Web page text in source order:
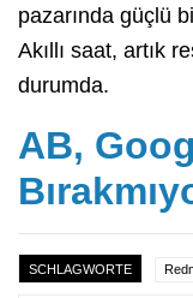
pazarında güçlü
Akıllı saat, artık
durumda.
AB,
SCHLAGWORTE